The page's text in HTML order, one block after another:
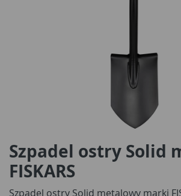
Szpadel ostry Solid
FISKARS
Szpadel ostry Solid metalowy marki